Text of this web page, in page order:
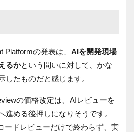
Platformの発表は、 AIを開発現場
るかという問いに対して、かな
したものだと感じます。
の価格改定は、AIレビューを
進める後押しになりそうです。
ードレビューだけで終わらず、実